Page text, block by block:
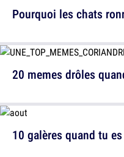
Pourquoi les chats
10 galères quand tu
20 memes drôles